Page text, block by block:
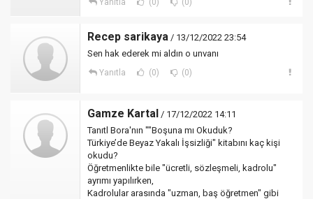
Yanıtla (0) (0)
Recep sarikaya / 13/12/2022 23:54
Sen hak ederek mi aldın o unvanı
Yanıtla (0) (0)
Gamze Kartal / 17/12/2022 14:11
Tanıtl Bora'nın ""Boşuna mı Okuduk?
Türkiye’de Beyaz Yakalı İşsizliği" kitabını kaç kişi
okudu?
Öğretmenlikte bile "ücretli, sözleşmeli, kadrolu"
ayrımı yapılırken,
Kadrolular arasında "uzman, baş öğretmen" gibi